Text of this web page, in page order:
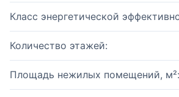
Класс энергетической
Количество этажей:
Площадь нежилых помещений, м²: